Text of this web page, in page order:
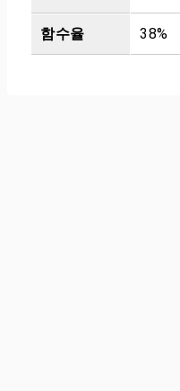
함수율 38%